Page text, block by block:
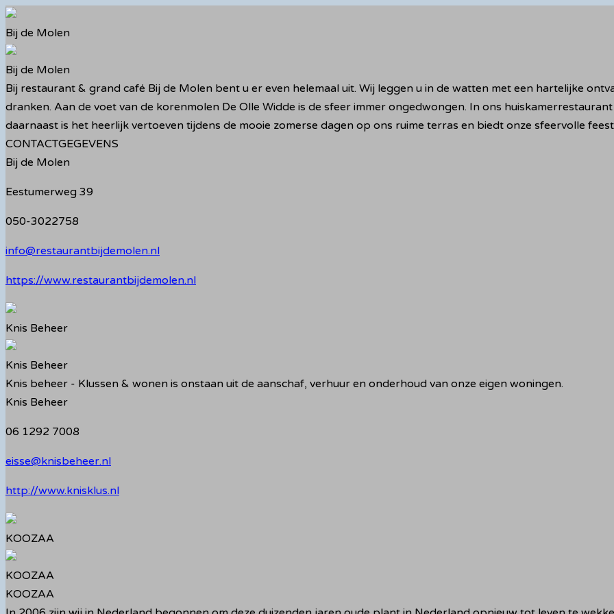
Ga
naar
de
inhoud
Bij de Molen
Bij de Molen
Bij restaurant & grand café Bij de Molen bent u er even helemaal uit. Wij leggen u in de watten met een hartelijke
dranken. Aan de voet van de korenmolen De Olle Widde is de sfeer immer ongedwongen. In ons
daarnaast is het heerlijk vertoeven tijdens de mooie zomerse dagen op ons ruime terras en biedt onze sfeervolle
CONTACTGEGEVENS
Bij de Molen
Eestumerweg 39
050-3022758
info@restaurantbijdemolen.nl
https://www.restaurantbijdemolen.nl
Knis Beheer
Knis Beheer
Knis beheer - Klussen & wonen is onstaan uit de aanschaf, verhuur en onderhoud van onze eigen woningen.
Knis Beheer
06 1292 7008
eisse@knisbeheer.nl
http://www.knisklus.nl
KOOZAA
KOOZAA
KOOZAA